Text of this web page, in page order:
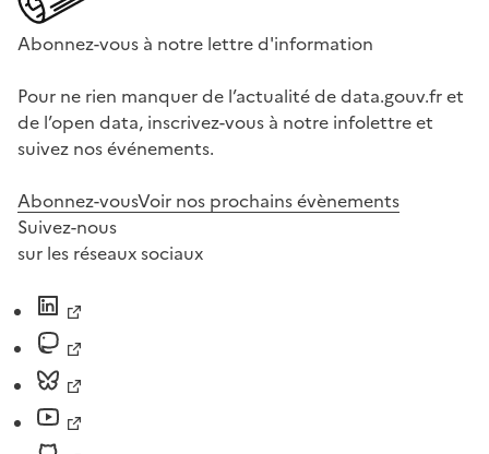
Abonnez-vous à notre lettre d'information
Pour ne rien manquer de l’actualité de data.gouv.fr et
de l’open data, inscrivez-vous à notre infolettre et
suivez nos événements.
Abonnez-vousVoir nos prochains évènements
Suivez-nous
sur les réseaux sociaux